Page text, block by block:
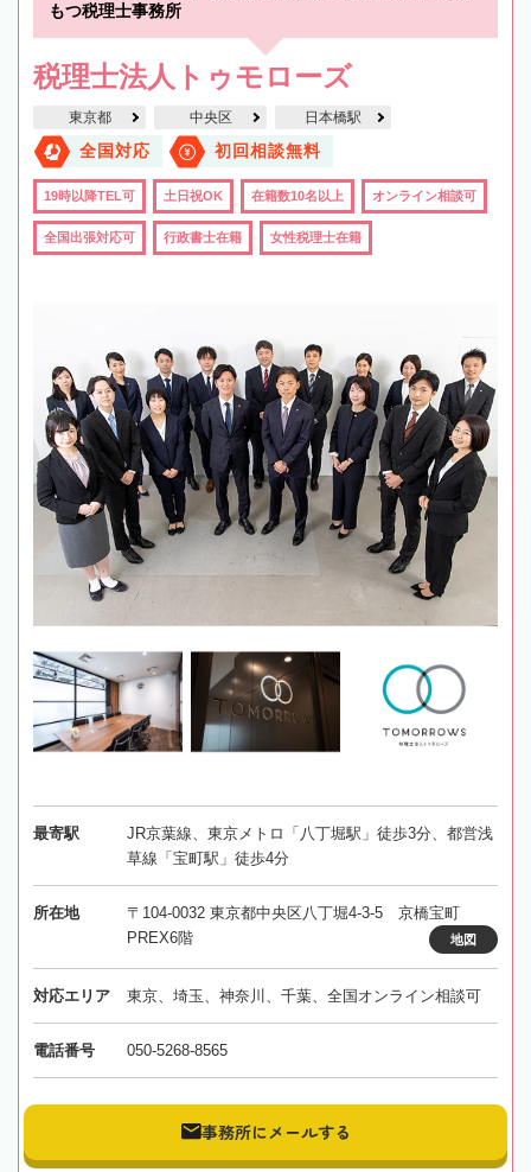
もつ税理士事務所
税理士法人トゥモローズ
東京都 中央区 日本橋駅
全国対応 初回相談無料
19時以降TEL可 土日祝OK 在籍数10名以上 オンライン相談可
全国出張対応可 行政書士在籍 女性税理士在籍
最寄駅
JR京葉線、東京メトロ「八丁堀駅」徒歩3分、都営浅
草線「宝町駅」徒歩4分
所在地
〒104-0032 東京都中央区八丁堀4-3-5 京橋宝町
PREX6階
地図
対応エリア 東京、埼玉、神奈川、千葉、全国オンライン相談可
電話番号 050-5268-8565
事務所にメールする